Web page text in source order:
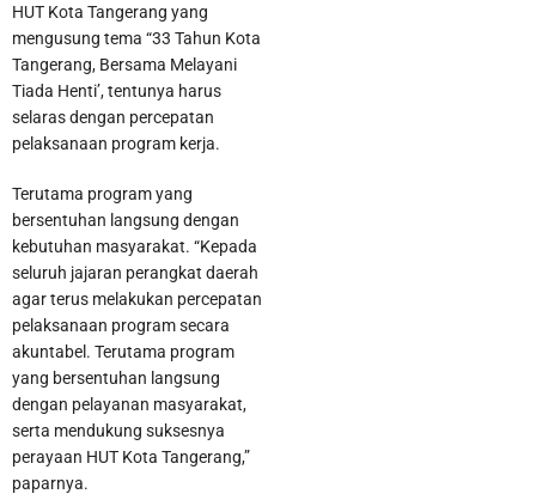
HUT Kota Tangerang yang
mengusung tema “33 Tahun Kota
Tangerang, Bersama Melayani
Tiada Henti’, tentunya harus
selaras dengan percepatan
pelaksanaan program kerja.
Terutama program yang
bersentuhan langsung dengan
kebutuhan masyarakat. “Kepada
seluruh jajaran perangkat daerah
agar terus melakukan percepatan
pelaksanaan program secara
akuntabel. Terutama program
yang bersentuhan langsung
dengan pelayanan masyarakat,
serta mendukung suksesnya
perayaan HUT Kota Tangerang,”
paparnya.